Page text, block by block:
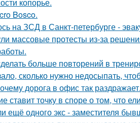
Bosco.
на ЗСД в Санкт-петербурге -
массовые протесты из-за
больше повторений в
сколько нужно недосыпать,
дорога в офис так раздражает.
ставит точку в споре о том, что
ещё одного экс - заместителя